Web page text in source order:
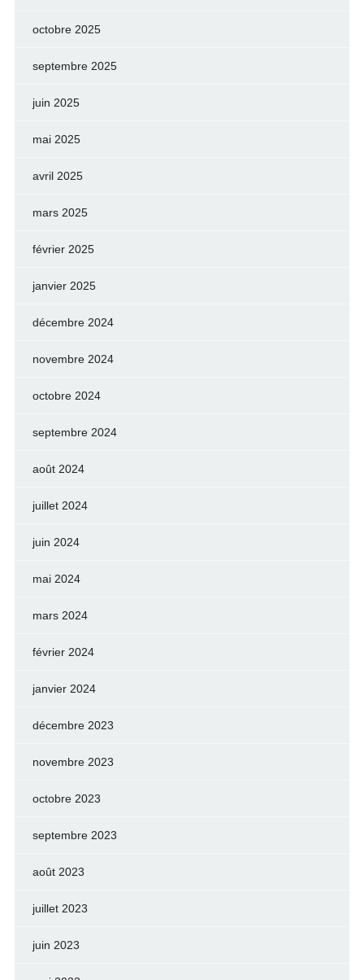
octobre 2025
septembre 2025
juin 2025
mai 2025
avril 2025
mars 2025
février 2025
janvier 2025
décembre 2024
novembre 2024
octobre 2024
septembre 2024
août 2024
juillet 2024
juin 2024
mai 2024
mars 2024
février 2024
janvier 2024
décembre 2023
novembre 2023
octobre 2023
septembre 2023
août 2023
juillet 2023
juin 2023